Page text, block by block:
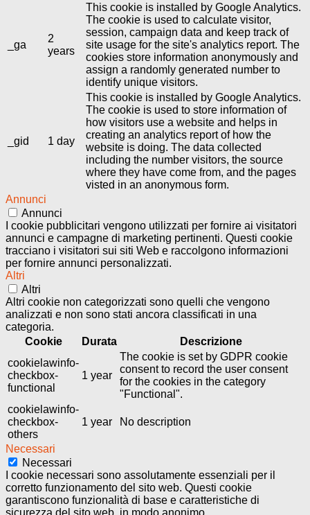
_ga
2
years
This cookie is installed by Google Analytics.
The cookie is used to calculate visitor,
session, campaign data and keep track of
site usage for the site's analytics report. The
cookies store information anonymously and
assign a randomly generated number to
identify unique visitors.
_gid 1 day
This cookie is installed by Google Analytics.
The cookie is used to store information of
how visitors use a website and helps in
creating an analytics report of how the
website is doing. The data collected
including the number visitors, the source
where they have come from, and the pages
visted in an anonymous form.
Annunci
Annunci
I cookie pubblicitari vengono utilizzati per fornire ai visitatori
annunci e campagne di marketing pertinenti. Questi cookie
tracciano i visitatori sui siti Web e raccolgono informazioni
per fornire annunci personalizzati.
Altri
Altri
Altri cookie non categorizzati sono quelli che vengono
analizzati e non sono stati ancora classificati in una
categoria.
Cookie
Durata
Descrizione
cookielawinfo-
checkbox-
functional
1 year
The cookie is set by GDPR cookie
consent to record the user consent
for the cookies in the category
"Functional".
cookielawinfo-
checkbox-
others
1 year No description
Necessari
Necessari
I cookie necessari sono assolutamente essenziali per il
corretto funzionamento del sito web. Questi cookie
garantiscono funzionalità di base e caratteristiche di
sicurezza del sito web, in modo anonimo.